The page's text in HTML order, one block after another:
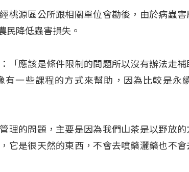
桃源區公所跟相關單位會勘後，由於病蟲害
民降低蟲害損失。
「應該是條件限制的問題所以沒有辦法走補
有一些課程的方式來幫助，因為比較是永
理的問題，主要是因為我們山茶是以野放
它是很天然的東西，不會去噴藥灑藥也不